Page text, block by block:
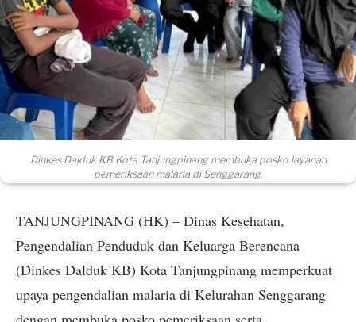
Dinkes Dalduk KB Kota Tanjungpinang membuka posko layanan
pemeriksaan malaria di Senggarang.
TANJUNGPINANG (HK) – Dinas Kesehatan,
Pengendalian Penduduk dan Keluarga Berencana
(Dinkes Dalduk KB) Kota Tanjungpinang memperkuat
upaya pengendalian malaria di Kelurahan Senggarang